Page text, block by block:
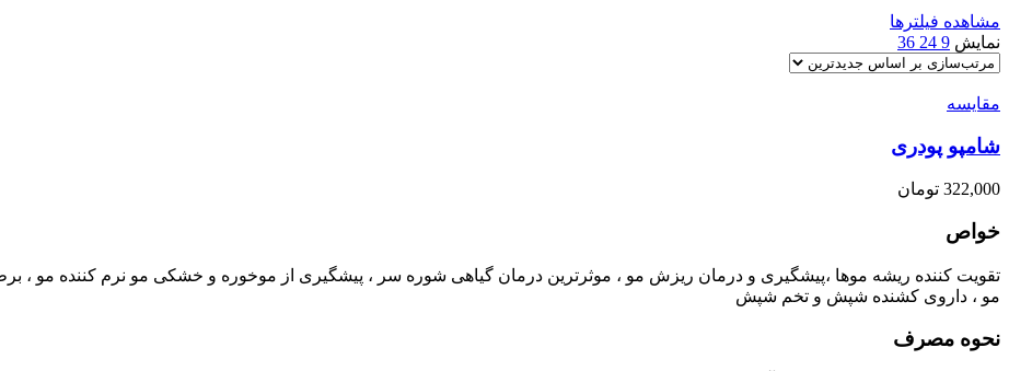
مشاهده فیلترها
نمایش 9
24
36
مقایسه
شامپو پودری
322,000 تومان
خواص
تقویت کننده ریشه موها ،پیشگیری و درمان ریزش مو ، موثرترین درمان گیاهی شوره سر ، پیشگیری از موخوره و خشکی مو نرم کننده مو ،
مو ، داروی کشنده شپش و تخم شپش
نحوه مصرف